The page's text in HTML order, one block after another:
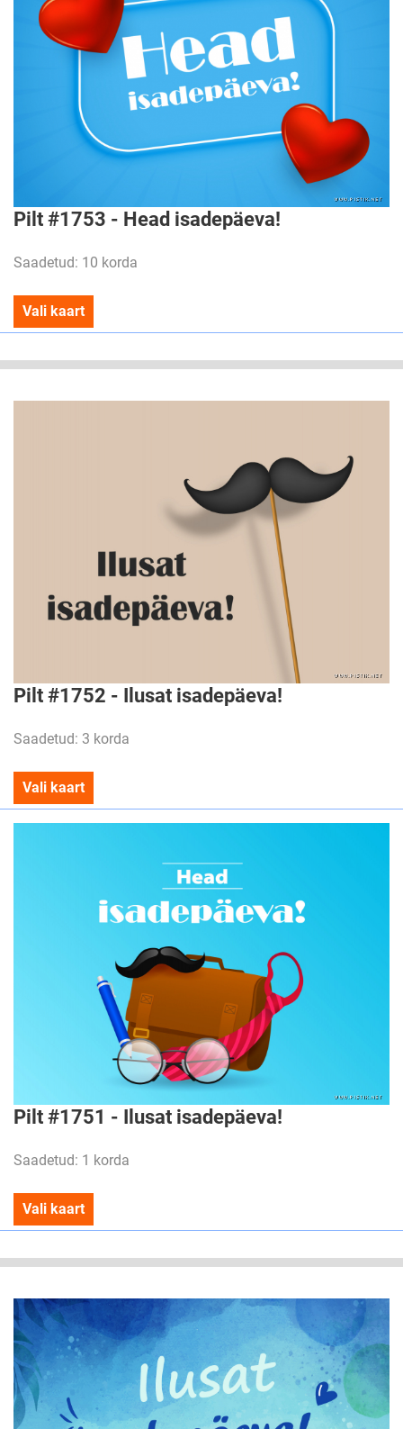
Pilt #1753 - Head isadepäeva!
Saadetud: 10 korda
Vali kaart
Pilt #1752 - Ilusat isadepäeva!
Saadetud: 3 korda
Vali kaart
Pilt #1751 - Ilusat isadepäeva!
Saadetud: 1 korda
Vali kaart